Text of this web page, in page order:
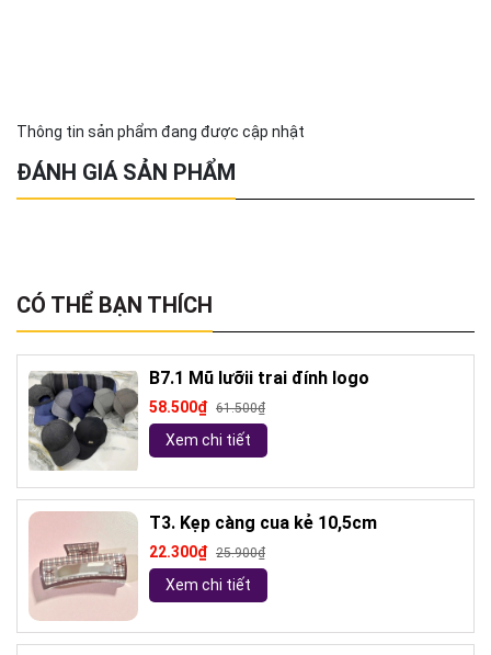
Thông tin sản phẩm đang được cập nhật
ĐÁNH GIÁ SẢN PHẨM
CÓ THỂ BẠN THÍCH
B7.1 Mũ lưỡii trai đính logo
58.500₫ 61.500₫
Xem chi tiết
T3. Kẹp càng cua kẻ 10,5cm
22.300₫ 25.900₫
Xem chi tiết